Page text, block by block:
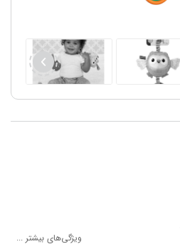
ویژگی‌های بیشتر ...